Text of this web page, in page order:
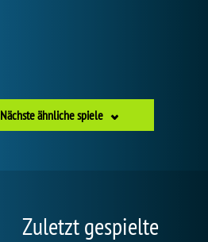
Nächste ähnliche spiele
Zuletzt gespielte